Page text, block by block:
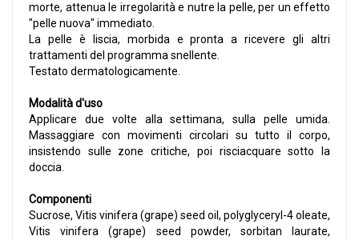
morte, attenua le irregolarità e nutre la pelle, per un effetto
"pelle nuova" immediato.
La pelle è liscia, morbida e pronta a ricevere gli altri
trattamenti del programma snellente.
Testato dermatologicamente.
Modalità d'uso
Applicare due volte alla settimana, sulla pelle umida.
Massaggiare con movimenti circolari su tutto il corpo,
insistendo sulle zone critiche, poi risciacquare sotto la
doccia.
Componenti
Sucrose, Vitis vinifera (grape) seed oil, polyglyceryl-4 oleate,
Vitis vinifera (grape) seed powder, sorbitan laurate,